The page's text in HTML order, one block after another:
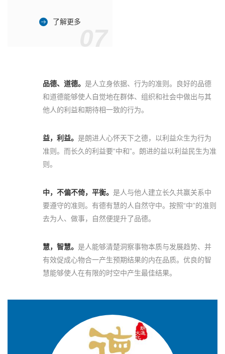
了解更多
品德、道德。 是人立身依据、行为的准则。良好的品德
和道德能够使人自觉地在群体、组织和社会中做出与其
他人的利益和期待相一致的行为。
益，利益。 是朗进人心怀天下之德，以利益众生为行为
准则。而长久的利益要“中和”。朗进的益以利益民生为准
则。
中，不偏不倚，平衡。 是人与他人建立长久共赢关系中
要遵守的准则。有德有慧的人自然守中。按照“中”的准则
去为人、做事，自然便提升了品德。
慧，智慧。 是人能够清楚洞察事物本质与发展趋势、并
有效促成心物合一产生预期结果的内在品质。优良的智
慧能够使人在有限的时空中产生最佳结果。